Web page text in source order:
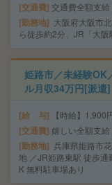
交通費 交通費全額支給
勤務地
大阪府大阪市
ら徒歩約2分、JR「大
姫路市／未経験OK
ル月収34万円[派遣]
給 与 【時給】1,900
交通費 嬉しい全額支給
勤務地 兵庫県姫路市
地 ／JR姫路東駅 徒歩
K 無料駐車場あり